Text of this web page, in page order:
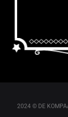
2024 © DE